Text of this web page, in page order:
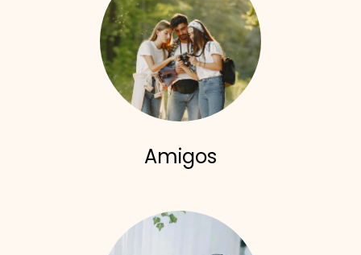
Amigos